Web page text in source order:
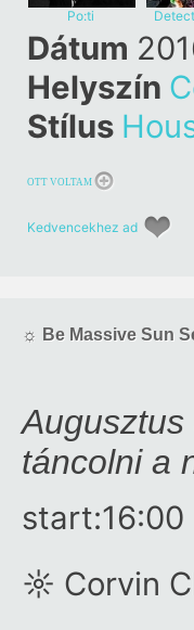
Po:ti
Dátum
Helyszín
Stílus
OTT VOLTAM
Kedvencekhez ad
☼ Be Massive Sun
táncolni a
start:16:00
☼ Corvin